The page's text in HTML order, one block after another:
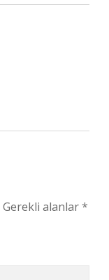
Gerekli alanlar*